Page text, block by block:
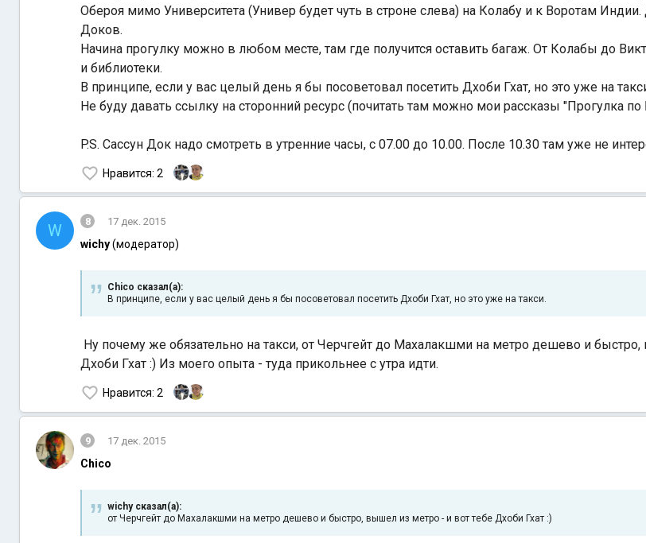
Обероя мимо Университета (Универ будет чуть в строне слева) на Колабу и к Воротам
Доков.
Начина прогулку можно в любом месте, там где получится оставить багаж. От Колабы до
и библиотеки.
В принципе, если у вас целый день я бы посоветовал посетить Дхоби Гхат, но это уже на
Не буду давать ссылку на сторонний ресурс (почитать там можно мои рассказы "Прогулка
P.S. Сассун Док надо смотреть в утренние часы, с 07.00 до 10.00. После 10.30 там уже не
Нравится: 2
W 8 17 дек. 2015
wichy(модератор)
Chico сказал(а):
В принципе, если у вас целый день я бы посоветовал посетить Дхоби Гхат, но это уже на такси.
Ну почему же обязательно на такси, от Черчгейт до Махалакшми на метро дешево и
Дхоби Гхат :) Из моего опыта - туда прикольнее с утра идти.
Нравится: 2
9 17 дек. 2015
Chico
wichy сказал(а):
от Черчгейт до Махалакшми на метро дешево и быстро, вышел из метро - и вот тебе Дхоби Гхат :)